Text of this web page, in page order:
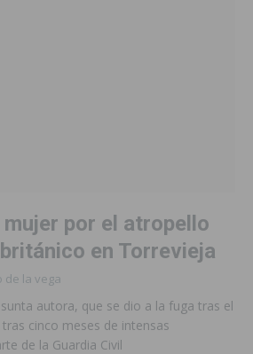
mujer por el atropello
en Torrevieja
de la vega
autora, que se dio a la fuga tras el
cinco meses de intensas
de la Guardia Civil